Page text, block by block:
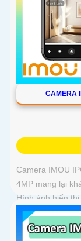
CAMERA
Camera IMOU
4MP mang lại
Hình ảnh hiển
ngang 355° và